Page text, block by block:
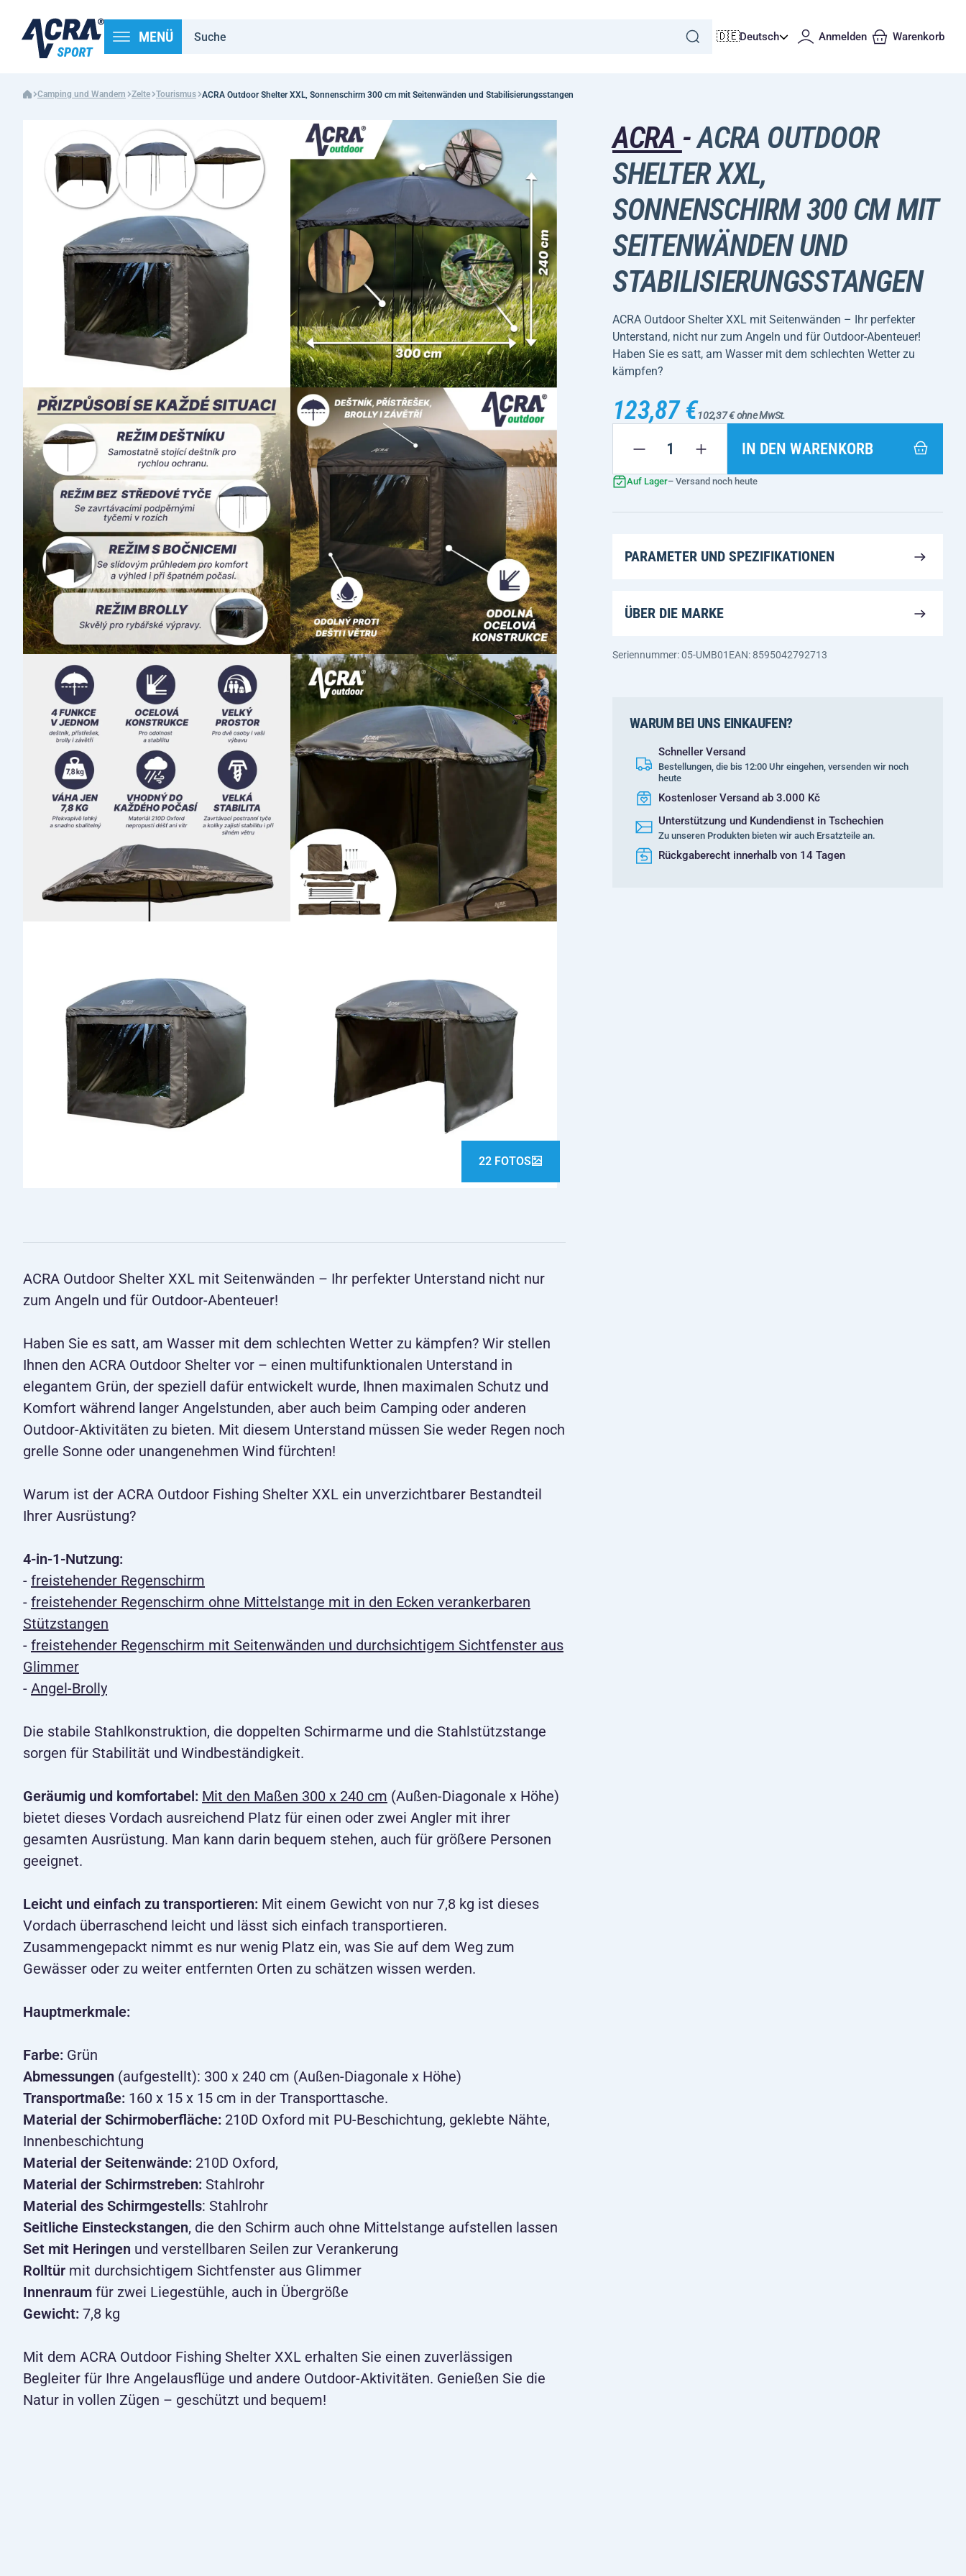
MENÜ 🇩🇪Deutsch Anmelden Warenkorb
Camping und Wandern Zelte Tourismus ACRA Outdoor Shelter XXL, Sonnenschirm 300 cm mit Seitenwänden und Stabilisierungsstangen
22 FOTOS
ACRA -ACRA OUTDOOR
SHELTER XXL,
SONNENSCHIRM 300 CM MIT
SEITENWÄNDEN UND
STABILISIERUNGSSTANGEN
ACRA Outdoor Shelter XXL mit Seitenwänden – Ihr perfekter
Unterstand, nicht nur zum Angeln und für Outdoor-Abenteuer!
Haben Sie es satt, am Wasser mit dem schlechten Wetter zu
kämpfen?
123,87 €102,37 € ohne MwSt.
IN DEN WARENKORB
Auf Lager– Versand noch heute
PARAMETER UND SPEZIFIKATIONEN
ÜBER DIE MARKE
Seriennummer: 05-UMB01 EAN: 8595042792713
WARUM BEI UNS EINKAUFEN?
Schneller Versand
Bestellungen, die bis 12:00 Uhr eingehen, versenden wir noch
heute
Kostenloser Versand ab 3.000 Kč
Unterstützung und Kundendienst in Tschechien
Zu unseren Produkten bieten wir auch Ersatzteile an.
Rückgaberecht innerhalb von 14 Tagen
ACRA Outdoor Shelter XXL mit Seitenwänden – Ihr perfekter Unterstand nicht nur
zum Angeln und für Outdoor-Abenteuer!
Haben Sie es satt, am Wasser mit dem schlechten Wetter zu kämpfen? Wir stellen
Ihnen den ACRA Outdoor Shelter vor – einen multifunktionalen Unterstand in
elegantem Grün, der speziell dafür entwickelt wurde, Ihnen maximalen Schutz und
Komfort während langer Angelstunden, aber auch beim Camping oder anderen
Outdoor-Aktivitäten zu bieten. Mit diesem Unterstand müssen Sie weder Regen noch
grelle Sonne oder unangenehmen Wind fürchten!
Warum ist der ACRA Outdoor Fishing Shelter XXL ein unverzichtbarer Bestandteil
Ihrer Ausrüstung?
4-in-1-Nutzung:
- freistehender Regenschirm
- freistehender Regenschirm ohne Mittelstange mit in den Ecken verankerbaren
Stützstangen
- freistehender Regenschirm mit Seitenwänden und durchsichtigem Sichtfenster aus
Glimmer
- Angel-Brolly
Die stabile Stahlkonstruktion, die doppelten Schirmarme und die Stahlstützstange
sorgen für Stabilität und Windbeständigkeit.
Geräumig und komfortabel: Mit den Maßen 300 x 240 cm (Außen-Diagonale x Höhe)
bietet dieses Vordach ausreichend Platz für einen oder zwei Angler mit ihrer
gesamten Ausrüstung. Man kann darin bequem stehen, auch für größere Personen
geeignet.
Leicht und einfach zu transportieren: Mit einem Gewicht von nur 7,8 kg ist dieses
Vordach überraschend leicht und lässt sich einfach transportieren.
Zusammengepackt nimmt es nur wenig Platz ein, was Sie auf dem Weg zum
Gewässer oder zu weiter entfernten Orten zu schätzen wissen werden.
Hauptmerkmale:
Farbe: Grün
Abmessungen (aufgestellt): 300 x 240 cm (Außen-Diagonale x Höhe)
Transportmaße: 160 x 15 x 15 cm in der Transporttasche.
Material der Schirmoberfläche: 210D Oxford mit PU-Beschichtung, geklebte Nähte,
Innenbeschichtung
Material der Seitenwände: 210D Oxford,
Material der Schirmstreben: Stahlrohr
Material des Schirmgestells: Stahlrohr
Seitliche Einsteckstangen, die den Schirm auch ohne Mittelstange aufstellen lassen
Set mit Heringen und verstellbaren Seilen zur Verankerung
Rolltür mit durchsichtigem Sichtfenster aus Glimmer
Innenraum für zwei Liegestühle, auch in Übergröße
Gewicht: 7,8 kg
Mit dem ACRA Outdoor Fishing Shelter XXL erhalten Sie einen zuverlässigen
Begleiter für Ihre Angelausflüge und andere Outdoor-Aktivitäten. Genießen Sie die
Natur in vollen Zügen – geschützt und bequem!